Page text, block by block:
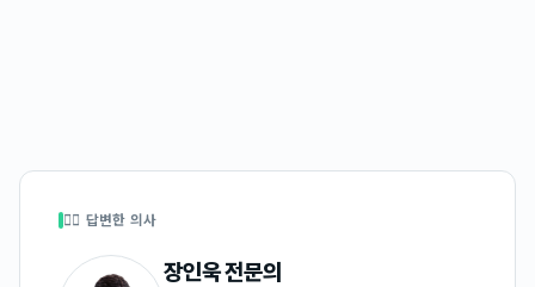
👩‍⚕️ 답변한 의사
장인욱전문의